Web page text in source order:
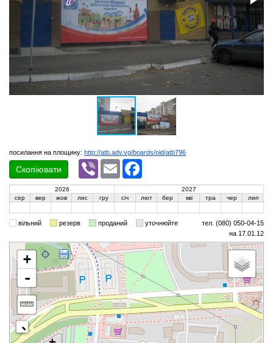
посилання на площину: http://atb.adv.vg/boards/oid/atb796
Скопіювати
Viber Email
2026
2027
сер
вер жов лис гру січ лют бер кві тра чер лип
вільний резерв проданий уточнюйте
тел. (080) 050-04-15
на 17.01.12
+
-